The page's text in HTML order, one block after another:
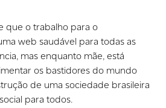
que o trabalho para o
web saudável para todas as
mas enquanto mãe, está
os bastidores do mundo
de uma sociedade brasileira
para todos.